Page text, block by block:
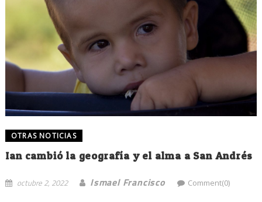
OTRAS NOTICIAS
Ian cambió la geografía y el alma a San Andrés
octubre 2, 2022 Ismael Francisco Comment(0)